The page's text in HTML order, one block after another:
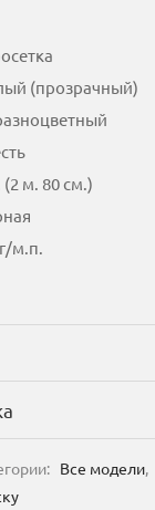
(прозрачный)
м. 80 см.)
м.п.
Все модели,